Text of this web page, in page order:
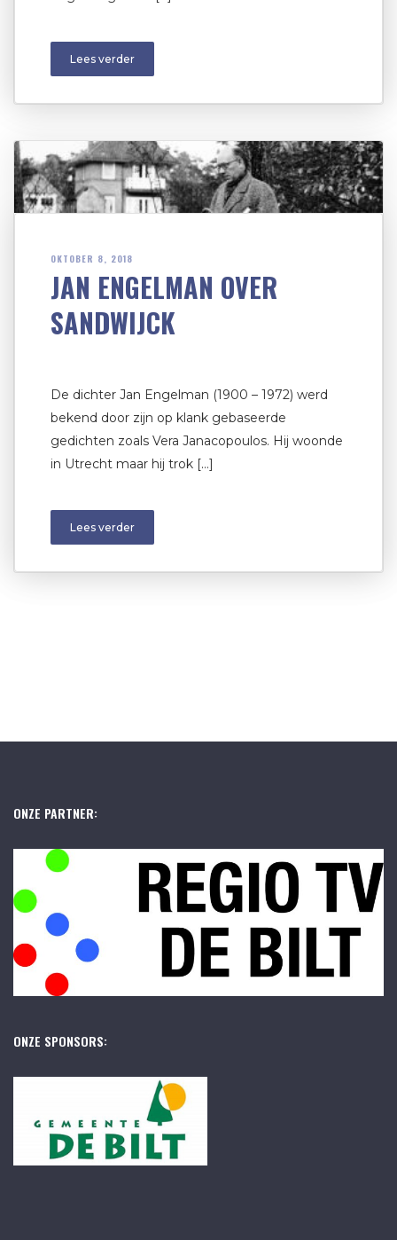
Lees verder
OKTOBER 8, 2018
JAN ENGELMAN OVER
SANDWIJCK
De dichter Jan Engelman (1900 – 1972) werd
bekend door zijn op klank gebaseerde
gedichten zoals Vera Janacopoulos. Hij woonde
in Utrecht maar hij trok […]
Lees verder
ONZE PARTNER:
ONZE SPONSORS: